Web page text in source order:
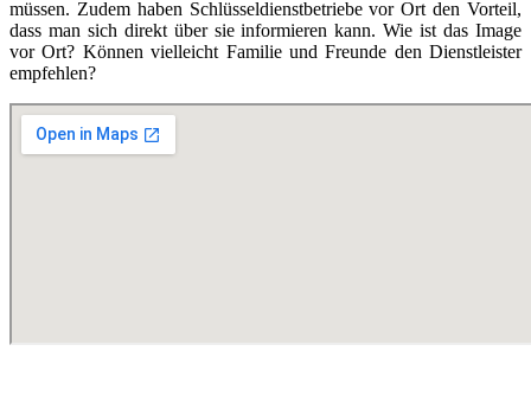
müssen. Zudem haben Schlüsseldienstbetriebe vor Ort den Vorteil,
dass man sich direkt über sie informieren kann. Wie ist das Image
vor Ort? Können vielleicht Familie und Freunde den Dienstleister
empfehlen?